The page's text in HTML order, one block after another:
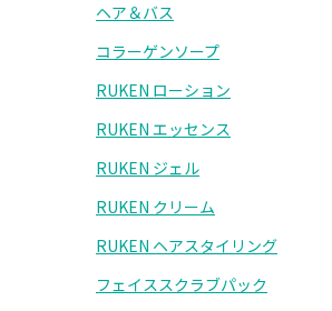
ヘア＆バス
コラーゲンソープ
RUKEN ローション
RUKEN エッセンス
RUKEN ジェル
RUKEN クリーム
RUKEN ヘアスタイリング
フェイススクラブパック